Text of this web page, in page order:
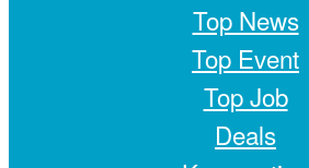
Top News
Top Event
Top Job
Deals